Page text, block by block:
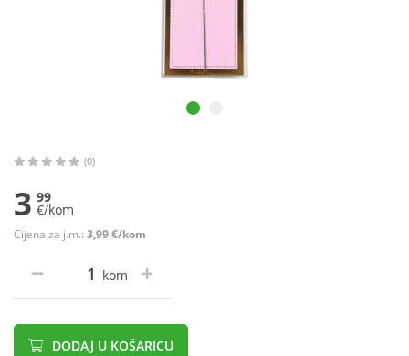
(0)
3 99
€/kom
Cijena za j.m.: 3,99 €/kom
kom
DODAJ U KOŠARICU